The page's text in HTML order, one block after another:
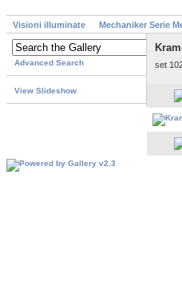
Visioni illuminate Mechaniker Serie
Advanced Search
View Slideshow
set